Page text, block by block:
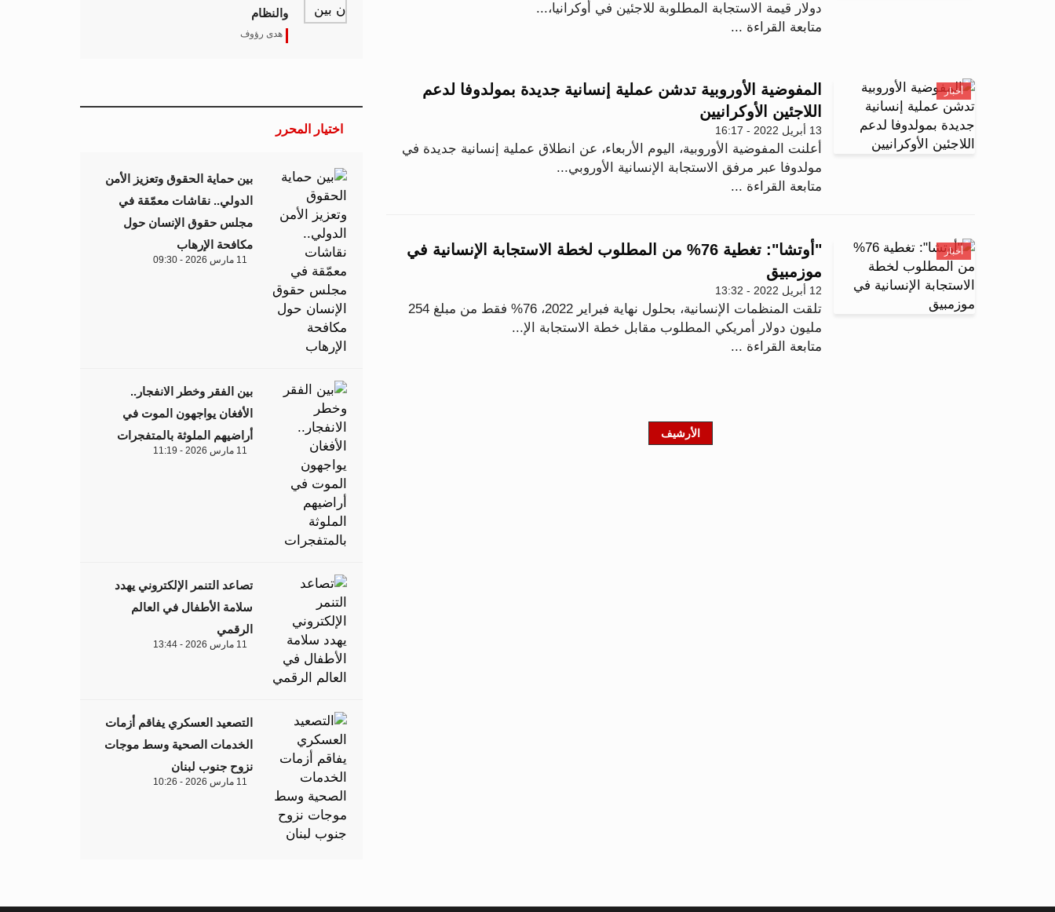
دولار قيمة الاستجابة المطلوبة للاجئين في أوكرانيا،...
متابعة القراءة ...
أخبار
المفوضية الأوروبية تدشن عملية إنسانية جديدة بمولدوفا لدعم
اللاجئين الأوكرانيين
13 أبريل 2022 - 16:17
أعلنت المفوضية الأوروبية، اليوم الأربعاء، عن انطلاق عملية إنسانية جديدة في
مولدوفا عبر مرفق الاستجابة الإنسانية الأوروبي...
متابعة القراءة ...
أخبار
"أوتشا": تغطية 76% من المطلوب لخطة الاستجابة الإنسانية في
موزمبيق
12 أبريل 2022 - 13:32
تلقت المنظمات الإنسانية، بحلول نهاية فبراير 2022، 76% فقط من مبلغ 254
مليون دولار أمريكي المطلوب مقابل خطة الاستجابة الإ...
متابعة القراءة ...
الأرشيف
والنظام
هدى رؤوف
اختيار المحرر
بين حماية الحقوق وتعزيز الأمن
الدولي.. نقاشات معمّقة في
مجلس حقوق الإنسان حول
مكافحة الإرهاب
11 مارس 2026 - 09:30
بين الفقر وخطر الانفجار..
الأفغان يواجهون الموت في
أراضيهم الملوثة بالمتفجرات
11 مارس 2026 - 11:19
تصاعد التنمر الإلكتروني يهدد
سلامة الأطفال في العالم
الرقمي
11 مارس 2026 - 13:44
التصعيد العسكري يفاقم أزمات
الخدمات الصحية وسط موجات
نزوح جنوب لبنان
11 مارس 2026 - 10:26